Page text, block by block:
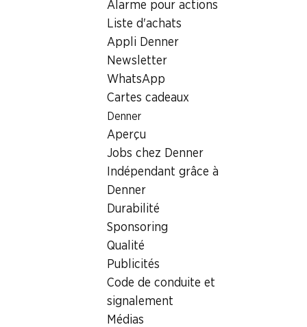
Alarme pour actions
Liste d'achats
Appli Denner
Newsletter
WhatsApp
Cartes cadeaux
Denner
Aperçu
Jobs chez Denner
Indépendant grâce à
Denner
Durabilité
Sponsoring
Qualité
Publicités
Code de conduite et
signalement
Médias
Les clients ont également
Pan Goccioli Mulino Bianco
2.60au lieu de 3.75
Croissants au cacao